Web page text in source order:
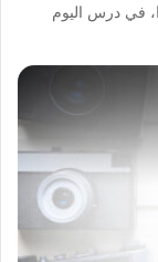
إلا بعد 20 عامًا! لذا، في درس اليوم